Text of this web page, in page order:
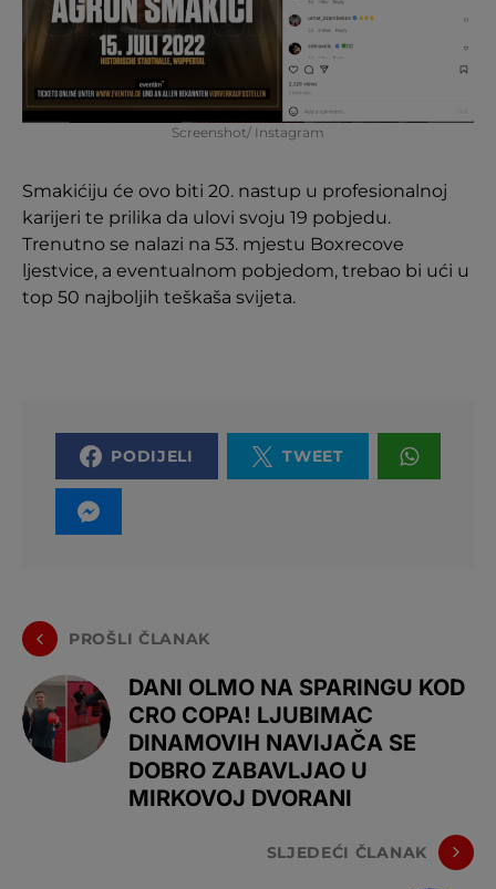
Screenshot/ Instagram
Smakićiju će ovo biti 20. nastup u profesionalnoj
karijeri te prilika da ulovi svoju 19 pobjedu.
Trenutno se nalazi na 53. mjestu Boxrecove
ljestvice, a eventualnom pobjedom, trebao bi ući u
top 50 najboljih teškaša svijeta.
PODIJELI TWEET
PROŠLI ČLANAK
DANI OLMO NA SPARINGU KOD
CRO COPA! LJUBIMAC
DINAMOVIH NAVIJAČA SE
DOBRO ZABAVLJAO U
MIRKOVOJ DVORANI
SLJEDEĆI ČLANAK